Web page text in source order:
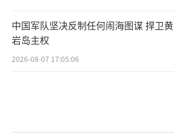
中国军队坚决反制任何闹海图谋 捍卫黄
岩岛主权
2026-08-07 17:05:06